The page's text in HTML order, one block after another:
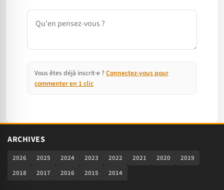
Commentaire
Vous êtes déjà inscrit·e ? Connectez-vous pour
commenter en 1 clic
ARCHIVES
2026 2025 2024 2023 2022 2021 2020
2019
2018
2017 2016 2015 2014